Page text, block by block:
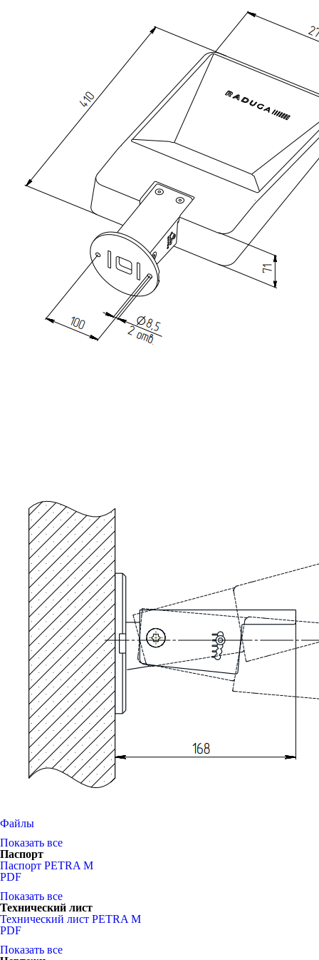
Файлы
Показать все
Паспорт
Паспорт PETRA М
PDF
Показать все
Технический лист
Технический лист PETRA M
PDF
Показать все